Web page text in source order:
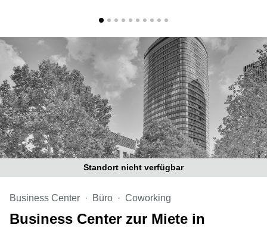
Büro
mieten
Graz
Business
Center
Graz
Coworking
Space
Graz
Büro
Coworking
City-
Strasse
7
Schottenring
16
Europaplatz
2 1150
Wien
Gertrude-
Fröhlich-
Standort nicht verfügbar
Business Center Büro Coworking
Business Center zur Miete in